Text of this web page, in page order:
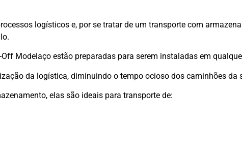
logísticos e, por se tratar de um transporte com
Modelaço estão preparadas para serem instaladas em
da logística, diminuindo o tempo ocioso dos caminhões
elas são ideais para transporte de: